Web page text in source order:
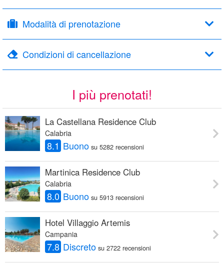
Modalità di prenotazione
Condizioni di cancellazione
I più prenotati!
La Castellana Residence Club
Calabria
8.1 Buono su 5282 recensioni
Martinica Residence Club
Calabria
8.0 Buono su 5913 recensioni
Hotel Villaggio Artemis
Campania
7.8 Discreto su 2722 recensioni